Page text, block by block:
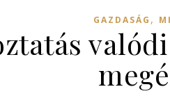
GAZDASÁG ,